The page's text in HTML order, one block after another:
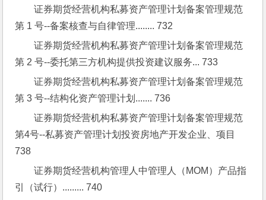
证券期货经营机构私募资产管理计划备案管理规范
第 1 号--备案核查与自律管理........ 732
证券期货经营机构私募资产管理计划备案管理规范
第 2 号--委托第三方机构提供投资建议服务... 733
证券期货经营机构私募资产管理计划备案管理规范
第 3 号--结构化资产管理计划....... 736
证券期货经营机构私募资产管理计划备案管理规范
第4号--私募资产管理计划投资房地产开发企业、项目
738
证券期货经营机构管理人中管理人（MOM）产品指
引（试行）......... 740